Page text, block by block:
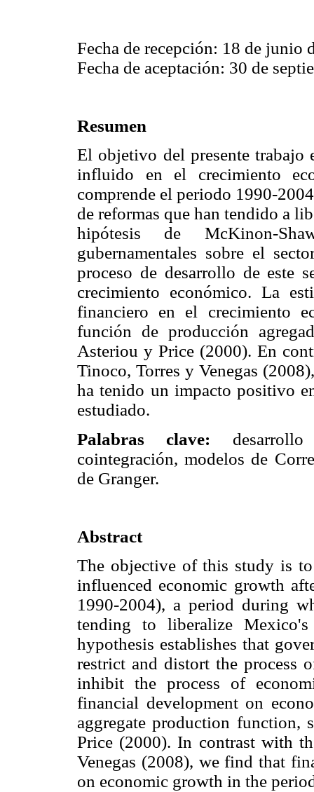
Fecha de recepción: 18 de junio
Fecha de aceptación: 30 de
Resumen
El objetivo del presente trabajo
influido en el crecimiento
comprende el periodo 1990-
de reformas que han tendido a
hipótesis de McKinon-
gubernamentales sobre el
proceso de desarrollo de este
crecimiento económico. La
financiero en el crecimiento
función de producción
Asteriou y Price (2000). En
Tinoco, Torres y Venegas
ha tenido un impacto positivo
estudiado.
Palabras clave: desarrollo
cointegración, modelos de
de Granger.
Abstract
The objective of this study is
influenced economic growth
1990-2004), a period during
tending to liberalize
hypothesis establishes that
restrict and distort the process
inhibit the process of
financial development on
aggregate production
Price (2000). In contrast with
Venegas (2008), we find that
on economic growth in the